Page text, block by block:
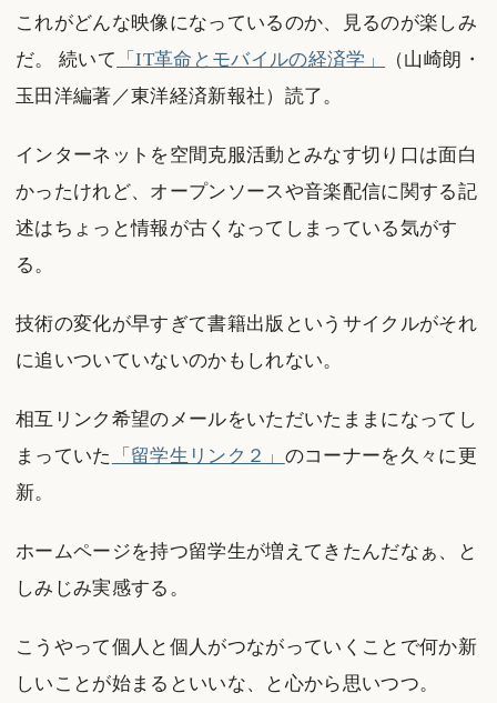
これがどんな映像になっているのか、見るのが楽しみ
だ。 続いて
「IT革命とモバイルの経済学」
（山崎朗・
玉田洋編著／東洋経済新報社）読了。
インターネットを空間克服活動とみなす切り口は面白
かったけれど、オープンソースや音楽配信に関する記
述はちょっと情報が古くなってしまっている気がす
る。
技術の変化が早すぎて書籍出版というサイクルがそれ
に追いついていないのかもしれない。
相互リンク希望のメールをいただいたままになってし
まっていた
「留学生リンク２」 のコーナーを久々に更
新。
ホームページを持つ留学生が増えてきたんだなぁ、と
しみじみ実感する。
こうやって個人と個人がつながっていくことで何か新
しいことが始まるといいな、と心から思いつつ。